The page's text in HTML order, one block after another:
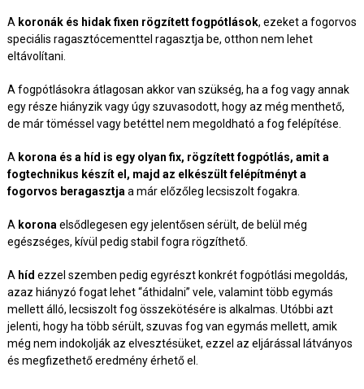
A koronák és hidak fixen rögzített fogpótlások, ezeket a fogorvos
speciális ragasztócementtel ragasztja be, otthon nem lehet
eltávolítani.
A fogpótlásokra átlagosan akkor van szükség, ha a fog vagy annak
egy része hiányzik vagy úgy szuvasodott, hogy az még menthető,
de már töméssel vagy betéttel nem megoldható a fog felépítése.
A korona és a híd is egy olyan fix, rögzített fogpótlás, amit a
fogtechnikus készít el, majd az elkészült felépítményt a
fogorvos beragasztja a már előzőleg lecsiszolt fogakra.
A korona elsődlegesen egy jelentősen sérült, de belül még
egészséges, kívül pedig stabil fogra rögzíthető.
A híd ezzel szemben pedig egyrészt konkrét fogpótlási megoldás,
azaz hiányzó fogat lehet “áthidalni” vele, valamint több egymás
mellett álló, lecsiszolt fog összekötésére is alkalmas. Utóbbi azt
jelenti, hogy ha több sérült, szuvas fog van egymás mellett, amik
még nem indokolják az elvesztésüket, ezzel az eljárással látványos
és megfizethető eredmény érhető el.